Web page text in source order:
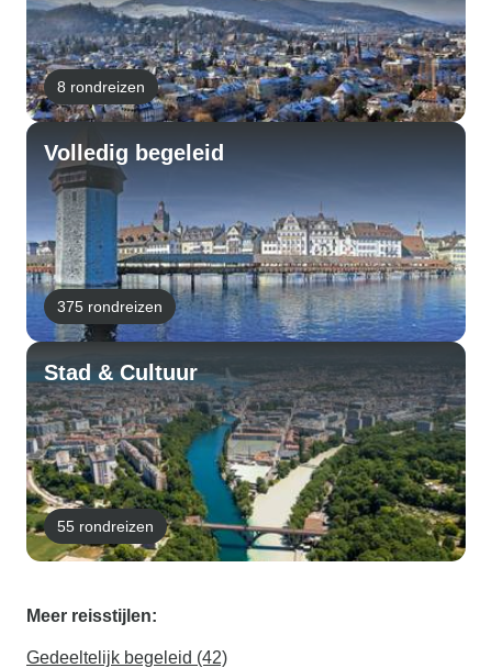
8 rondreizen
Volledig begeleid
375 rondreizen
Stad & Cultuur
55 rondreizen
Meer reisstijlen:
Gedeeltelijk begeleid (42)